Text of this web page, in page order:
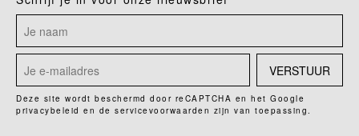
VERSTUUR
Deze site wordt beschermd door reCAPTCHA en het Google
privacybeleid en de servicevoorwaarden zijn van toepassing.